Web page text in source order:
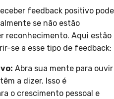
feedback positivo pode
se não estão
reconhecimento. Aqui estão
se a esse tipo de feedback:
Abra sua mente para ouvir
a dizer. Isso é
o crescimento pessoal e